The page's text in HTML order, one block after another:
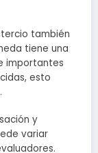
también
tiene una
importantes
esto
y
variar